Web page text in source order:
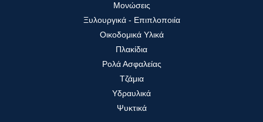
Μονώσεις
Ξυλουργικά - Επιπλοποιία
Οικοδομικά Υλικά
Πλακίδια
Ρολά Ασφαλείας
Τζάμια
Υδραυλικά
Ψυκτικά